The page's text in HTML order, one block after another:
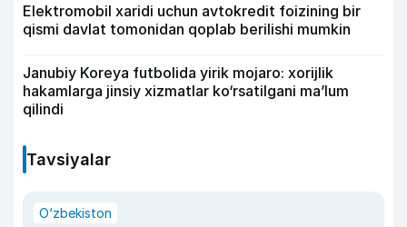
Elektromobil xaridi uchun avtokredit foizining bir
qismi davlat tomonidan qoplab berilishi mumkin
Janubiy Koreya futbolida yirik mojaro: xorijlik
hakamlarga jinsiy xizmatlar ko‘rsatilgani ma’lum
qilindi
Tavsiyalar
O‘zbekiston